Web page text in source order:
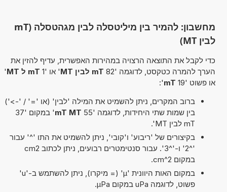
מחשבון: להמיר בין מיליטסלה לבין מגהטסלה (mT
לבין MT)
כדי לקבל את התוצאה הרצויה במהירות האפשרית, עדיף להזין את
הערך להמרה כטקסט, לדוגמה '82
mT לבין MT ' או '1 mT ל MT
'
או פשוט '19
mT
':
ברוב המקרים, ניתן להשמיט את המילה 'לבין' (או '=' / '->')
בין שמות שתי היחידות, לדוגמה '55
mT MT
' במקום '37
mT לבין MT'.
בקיצורים של 'ריבוע' ו'קובי', ניתן להשמיט את התו '^' עבור
'^2' ו-'^3'. עבור סנטימטרים רבועים, ניתן לכתוב cm2
במקום cm^2.
במקום האות היוונית 'µ' (= מיקרו), ניתן להשתמש ב-'u'
פשוט, לדוגמה uPa במקום µPa.